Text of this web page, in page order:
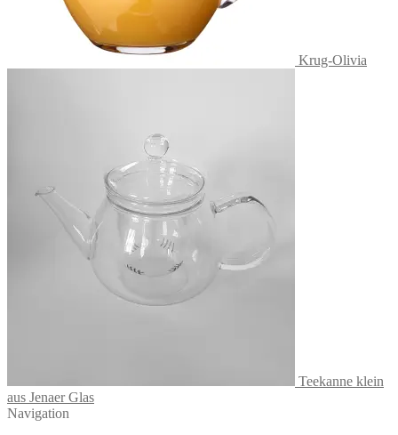
Krug-Olivia
Teekanne klein
aus Jenaer Glas
Navigation